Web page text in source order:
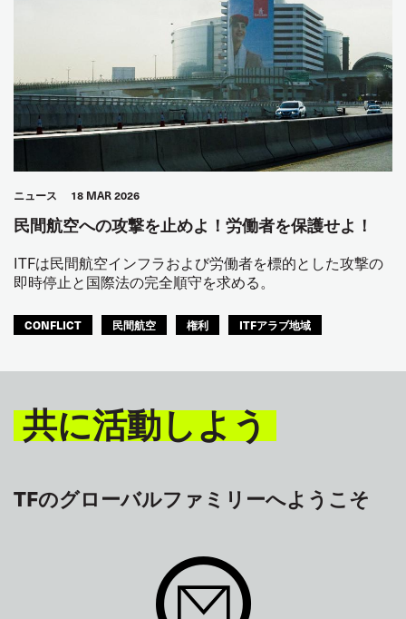
ニュース 18 MAR 2026
民間航空への攻撃を止めよ！労働者を保護せよ！
ITFは民間航空インフラおよび労働者を標的とした攻撃の
即時停止と国際法の完全順守を求める。
CONFLICT 民間航空 権利 ITFアラブ地域
共に活動しよう
TFのグローバルファミリーへようこそ